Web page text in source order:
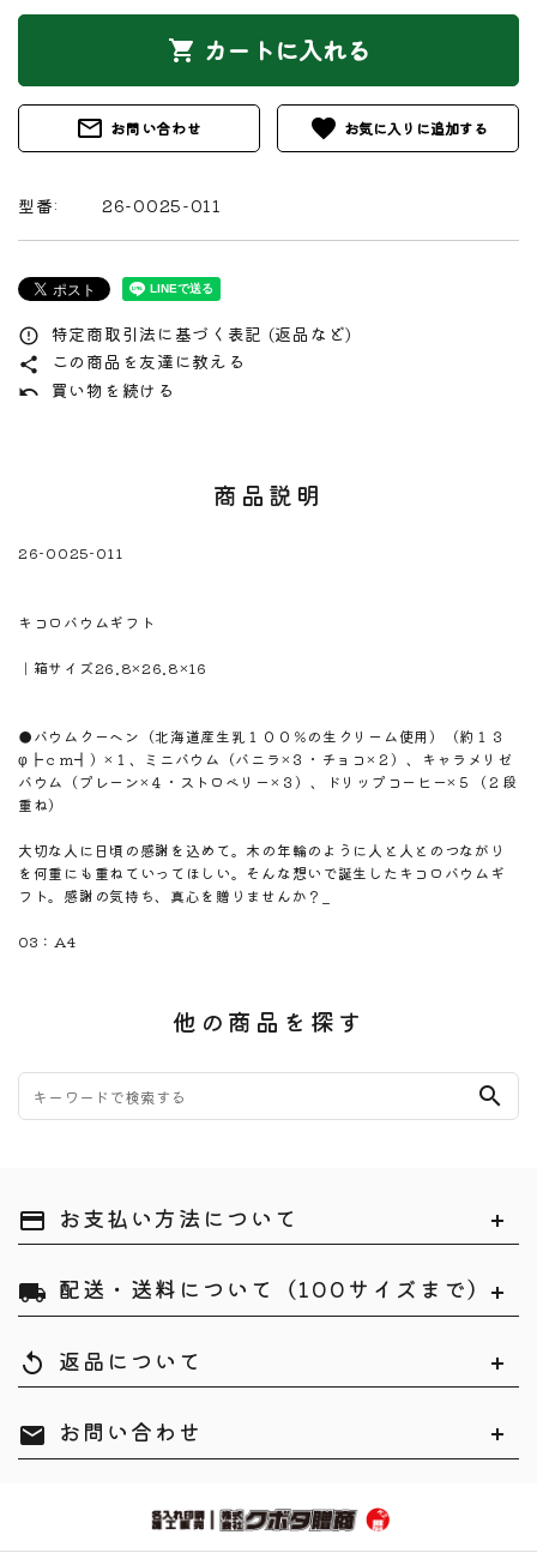
shopping_cart カートに入れる
mail_outline お問い合わせ favorite
型番: 26-0025-011
error_outline 特定商取引法に基づく表記 (返品など)
share この商品を友達に教える
undo 買い物を続ける
商品説明
26-0025-011
キコロバウムギフト
｜箱サイズ26.8×26.8×16
●バウムクーヘン（北海道産生乳１００％の生クリーム使用）（約１３
φ┣ｃｍ┫）×１、ミニバウム（バニラ×３・チョコ×２）、キャラメリゼ
バウム（プレーン×４・ストロベリー×３）、ドリップコーヒー×５（２段
重ね）
大切な人に日頃の感謝を込めて。木の年輪のように人と人とのつながり
を何重にも重ねていってほしい。そんな想いで誕生したキコロバウムギ
フト。感謝の気持ち、真心を贈りませんか？_
03：A4
他の商品を探す
search
payment お支払い方法について
local_shipping 配送・送料について（100サイズまで）
replay 返品について
mail お問い合わせ